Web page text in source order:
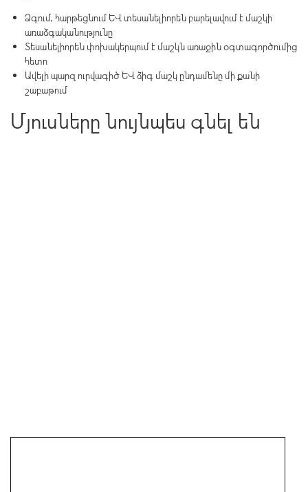
Ձգում, հարթեցնում և տեսանելիորեն բարելավում է մաշկի
առաձգականությունը
Տեսանելիորեն փոխակերպում է մաշկն առաջին օգտագործումից
հետո
Ավելի պարզ ուրվագիծ և ձիգ մաշկ ընդամենը մի քանի
շաբաթում
Մյուսները նույնպես գնել են